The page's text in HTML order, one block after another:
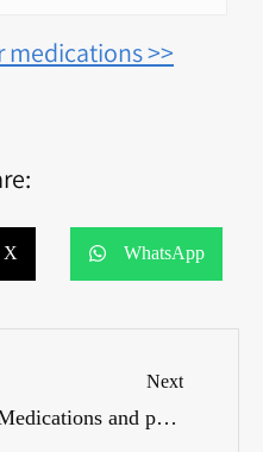
>>
X WhatsApp
Next
Medications and pregnancy: What is allowed and what is not?